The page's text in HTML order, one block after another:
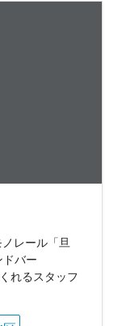
レール「旦
バー
れるスタッフ